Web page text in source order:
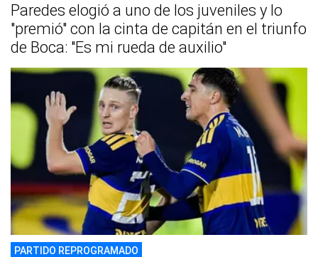
Paredes elogió a uno de los juveniles y lo
"premió" con la cinta de capitán en el triunfo
de Boca: "Es mi rueda de auxilio"
PARTIDO REPROGRAMADO